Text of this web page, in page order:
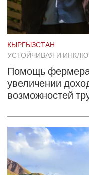
КЫРГЫЗСТАН
УСТОЙЧИВАЯ И
Помощь
увеличении
возможностей